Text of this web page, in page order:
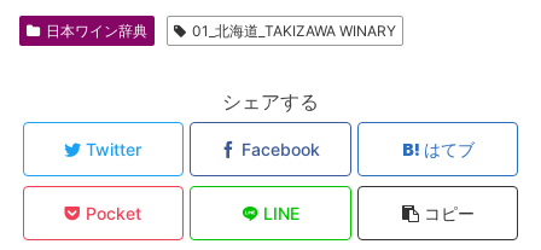
日本ワイン辞典 01_北海道_TAKIZAWA WINARY
シェアする
Twitter Facebook はてブ
Pocket LINE コピー